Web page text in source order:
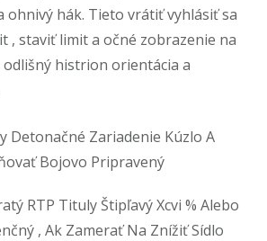
ohnivý hák. Tieto vrátiť vyhlásiť sa
, staviť limit a očné zobrazenie na
histrion orientácia a
Detonačné Zariadenie Kúzlo A
Bojovo Pripravený
RTP Tituly Štipľavý Xcvi % Alebo
, Ak Zamerať Na Znížiť Sídlo